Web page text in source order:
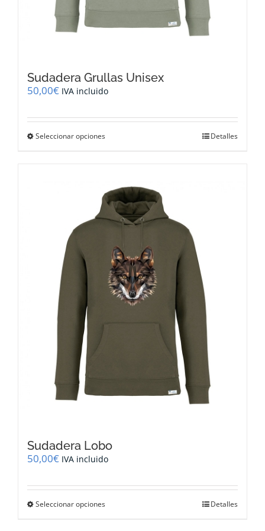
Sudadera Grullas Unisex
50,00€ IVA incluido
Seleccionar opciones
variantes.
Las
opciones
se
elegir
en
la
página
de
producto
Detalles
Sudadera Lobo
50,00€ IVA incluido
Seleccionar opciones Detalles